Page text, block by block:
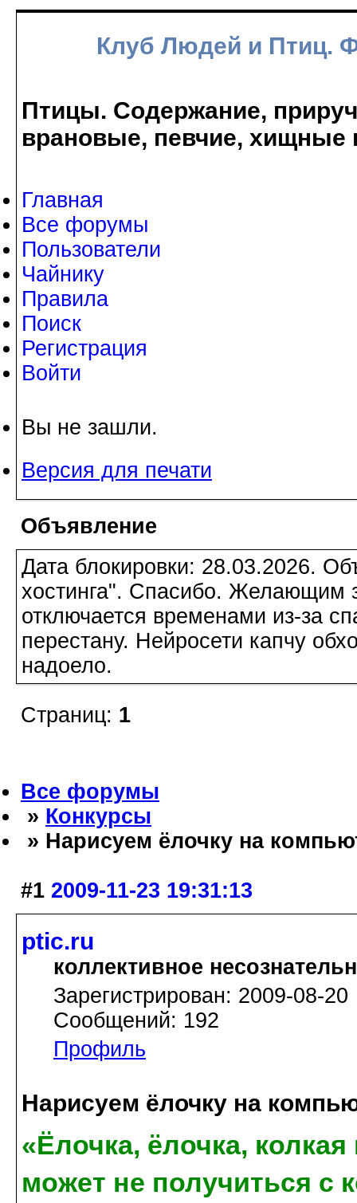
Клуб Людей и Птиц.
Птицы. Содержание,
врановые, певчие, хищные
Главная
Все форумы
Пользователи
Чайнику
Правила
Поиск
Регистрация
Войти
Вы не зашли.
Версия для печати
Объявление
Дата блокировки: 28.03.2026.
хостинга". Спасибо. Желающим
отключается временами из-за
перестану. Нейросети капчу
надоело.
Страниц: 1
Все форумы
» Конкурсы
» Нарисуем ёлочку на
#1 2009-11-23 19:31:13
ptic.ru
коллективное
Зарегистрирован: 2009-08-20
Сообщений: 192
Профиль
Нарисуем ёлочку на
«Ёлочка, ёлочка,
может не получиться с